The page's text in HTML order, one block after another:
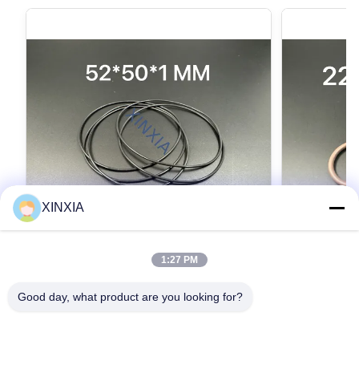
แหวนยางซิลิโคน & แหวนยาง FKM สําหรับ
ที่น่าเชื่อถือ สําหรับการบรรจุภัณฑ์
XINXIA
1:27 PM
Good day, what product are you looking for?